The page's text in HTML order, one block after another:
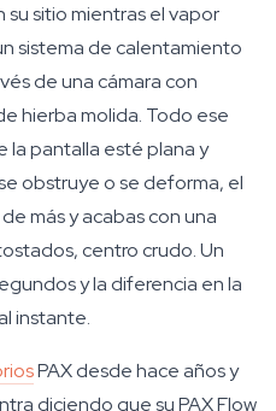
sitio mientras el vapor
sistema de calentamiento
de una cámara con
hierba molida. Todo ese
pantalla esté plana y
obstruye o se deforma, el
más y acabas con una
centro crudo. Un
y la diferencia en la
instante.
PAX desde hace años y
diciendo que su PAX Flow